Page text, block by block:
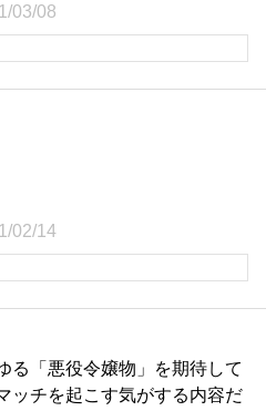
03/08
02/14
る「悪役令嬢物」を期待して
ッチを起こす気がする内容だ